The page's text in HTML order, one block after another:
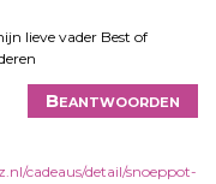
lieve vader Best of
Beantwoorden
cadeaus/detail/snoeppot-